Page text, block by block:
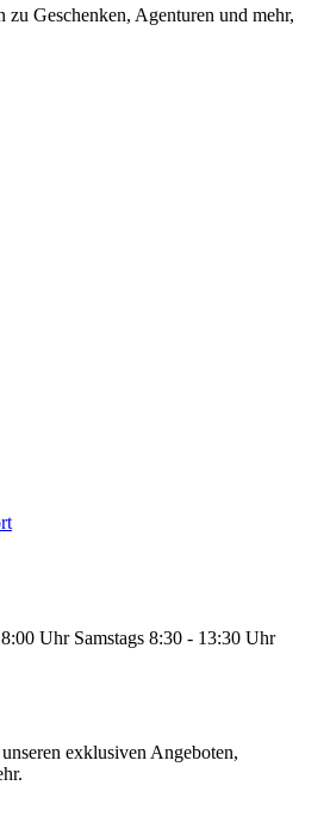
Geschenken, Agenturen und mehr,
Uhr Samstags 8:30 - 13:30 Uhr
exklusiven Angeboten,